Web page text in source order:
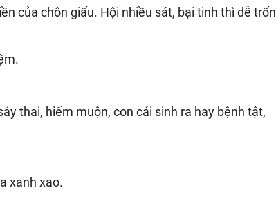
của chôn giấu. Hội nhiều sát, bại tinh thì dễ trốn
thai, hiếm muộn, con cái sinh ra hay bệnh tật,
xanh xao.